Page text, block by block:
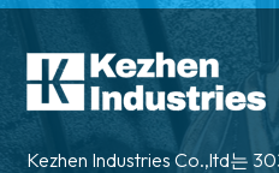
Kezhen Industries Co.,ltd는